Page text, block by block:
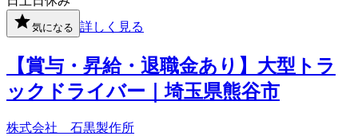
気になる 詳しく見る
【賞与・昇給・退職金あり】大型トラ
ックドライバー｜埼玉県熊谷市
株式会社 石黒製作所